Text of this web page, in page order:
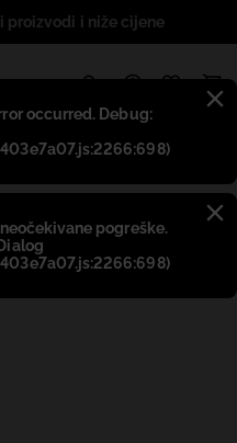
occurred. Debug:
pogreške.
proizvodi i niže cijene